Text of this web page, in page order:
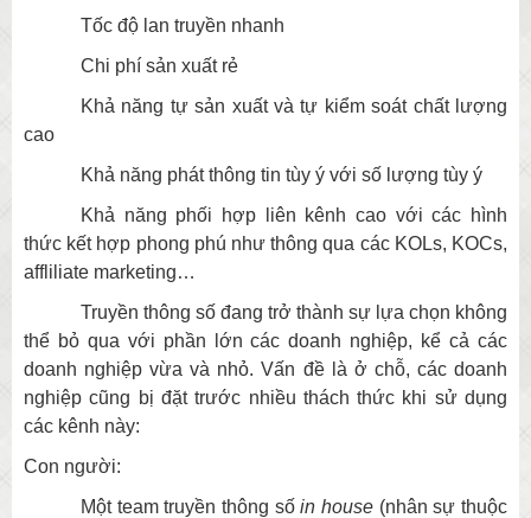
Tốc độ lan truyền nhanh
Chi phí sản xuất rẻ
Khả năng tự sản xuất và tự kiểm soát chất lượng
cao
Khả năng phát thông tin tùy ý với số lượng tùy ý
Khả năng phối hợp liên kênh cao với các hình
thức kết hợp phong phú như thông qua các KOLs, KOCs,
affliliate marketing…
Truyền thông số đang trở thành sự lựa chọn không
thể bỏ qua với phần lớn các doanh nghiệp, kể cả các
doanh nghiệp vừa và nhỏ. Vấn đề là ở chỗ, các doanh
nghiệp cũng bị đặt trước nhiều thách thức khi sử dụng
các kênh này:
Con người:
Một team truyền thông sốin house (nhân sự thuộc